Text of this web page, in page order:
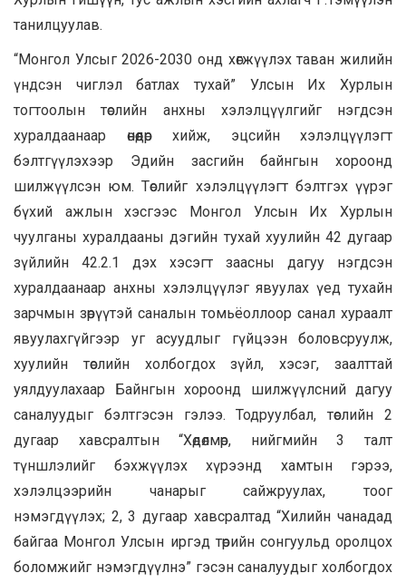
танилцуулав.
“Монгол Улсыг 2026-2030 онд хөгжүүлэх таван жилийн
үндсэн чиглэл батлах тухай” Улсын Их Хурлын
тогтоолын төслийн анхны хэлэлцүүлгийг нэгдсэн
хуралдаанаар өнөөдөр хийж, эцсийн хэлэлцүүлэгт
бэлтгүүлэхээр Эдийн засгийн байнгын хороонд
шилжүүлсэн юм. Төслийг хэлэлцүүлэгт бэлтгэх үүрэг
бүхий ажлын хэсгээс Монгол Улсын Их Хурлын
чуулганы хуралдааны дэгийн тухай хуулийн 42 дугаар
зүйлийн 42.2.1 дэх хэсэгт заасны дагуу нэгдсэн
хуралдаанаар анхны хэлэлцүүлэг явуулах үед тухайн
зарчмын зөрүүтэй саналын томьёоллоор санал хураалт
явуулахгүйгээр уг асуудлыг гүйцээн боловсруулж,
хуулийн төслийн холбогдох зүйл, хэсэг, заалттай
уялдуулахаар Байнгын хороонд шилжүүлcний дагуу
саналуудыг бэлтгэсэн гэлээ. Тодруулбал, төслийн 2
дугаар хавсралтын “Хөдөлмөр, нийгмийн 3 талт
түншлэлийг бэхжүүлэх хүрээнд хамтын гэрээ,
хэлэлцээрийн чанарыг сайжруулах, тоог
нэмэгдүүлэх; 2, 3 дугаар хавсралтад “Хилийн чанадад
байгаа Монгол Улсын иргэд төрийн сонгуульд оролцох
боломжийг нэмэгдүүлнэ” гэсэн саналуудыг холбогдох